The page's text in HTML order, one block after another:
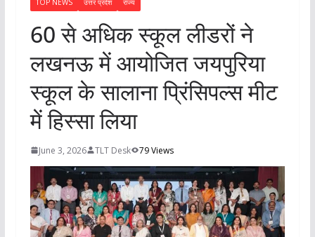
60 से अधिक स्कूल लीडरों ने
लखनऊ में आयोजित जयपुरिया
स्कूल के सालाना प्रिंसिपल्स मीट
में हिस्सा लिया
June 3, 2026 TLT Desk 79 Views